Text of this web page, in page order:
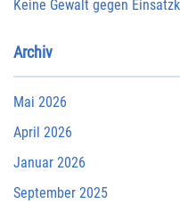
Keine Gewalt gegen
Archiv
Mai 2026
April 2026
Januar 2026
September 2025